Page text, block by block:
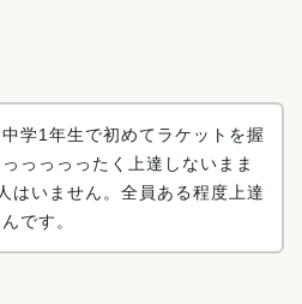
学1年生で初めてラケットを握
っっっったく上達しないまま
はいません。全員ある程度上達
です。